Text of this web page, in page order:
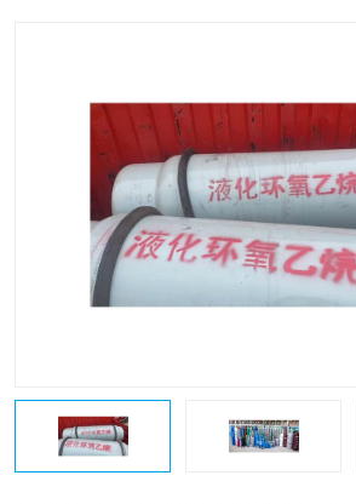
高纯氮气